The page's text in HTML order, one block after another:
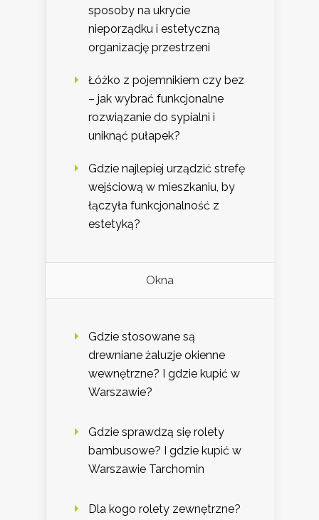
sposoby na ukrycie
nieporządku i estetyczną
organizację przestrzeni
Łóżko z pojemnikiem czy bez
– jak wybrać funkcjonalne
rozwiązanie do sypialni i
uniknąć pułapek?
Gdzie najlepiej urządzić strefę
wejściową w mieszkaniu, by
łączyła funkcjonalność z
estetyką?
Okna
Gdzie stosowane są
drewniane żaluzje okienne
wewnętrzne? I gdzie kupić w
Warszawie?
Gdzie sprawdzą się rolety
bambusowe? I gdzie kupić w
Warszawie Tarchomin
Dla kogo rolety zewnętrzne?